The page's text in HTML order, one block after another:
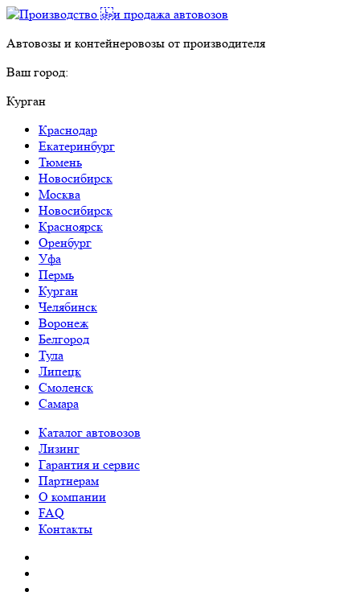
Автовозы и контейнеровозы от производителя
Ваш город:
Курган
Краснодар
Екатеринбург
Тюмень
Новосибирск
Москва
Новосибирск
Красноярск
Оренбург
Уфа
Пермь
Курган
Челябинск
Воронеж
Белгород
Тула
Липецк
Смоленск
Самара
Каталог автовозов
Лизинг
Гарантия и сервис
Партнерам
О компании
FAQ
Контакты